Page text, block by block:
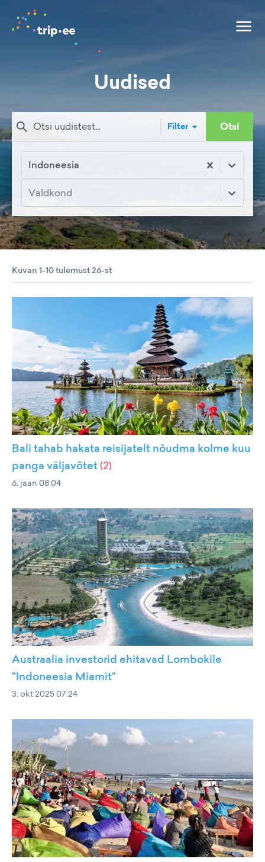
Uudised
Filter Otsi
Indoneesia
Valdkond
Kuvan 1-10 tulemust 26-st
Bali tahab hakata reisijatelt nõudma kolme kuu
panga väljavõtet(2)
6. jaan 08:04
Austraalia investorid ehitavad Lombokile
"Indoneesia Miamit"
3. okt 2025 07:24